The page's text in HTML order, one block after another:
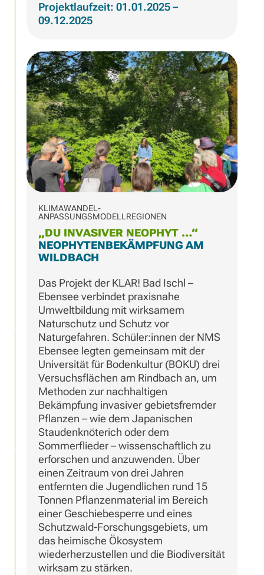
Projektlaufzeit: 01.01.2025 –
09.12.2025
KLIMAWANDEL-
ANPASSUNGSMODELLREGIONEN
„DU INVASIVER NEOPHYT …“
NEOPHYTENBEKÄMPFUNG AM
WILDBACH
Das Projekt der KLAR! Bad Ischl –
Ebensee verbindet praxisnahe
Umweltbildung mit wirksamem
Naturschutz und Schutz vor
Naturgefahren. Schüler:innen der NMS
Ebensee legten gemeinsam mit der
Universität für Bodenkultur (BOKU) drei
Versuchsflächen am Rindbach an, um
Methoden zur nachhaltigen
Bekämpfung invasiver gebietsfremder
Pflanzen – wie dem Japanischen
Staudenknöterich oder dem
Sommerflieder – wissenschaftlich zu
erforschen und anzuwenden. Über
einen Zeitraum von drei Jahren
entfernten die Jugendlichen rund 15
Tonnen Pflanzenmaterial im Bereich
einer Geschiebesperre und eines
Schutzwald-Forschungsgebiets, um
das heimische Ökosystem
wiederherzustellen und die Biodiversität
wirksam zu stärken.